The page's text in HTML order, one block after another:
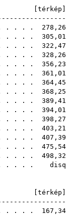
[ térkép
. . . 278,26
. . . 305,01
. . . 322,47
. . . 328,26
. . . 356,23
. . . 361,01
. . . 364,45
. . . 368,25
. . . 389,41
. . . 394,01
. . . 398,27
. . . 403,21
. . . 407,39
. . . 475,54
. . . 498,32
. . . . disq
[ térkép
. . . 167,34